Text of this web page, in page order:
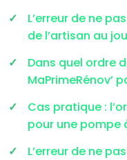
L’erreur de ne
de l’artisan au
Dans quel ordre
MaPrimeRénov’
Cas pratique :
pour une pompe
L’erreur de ne